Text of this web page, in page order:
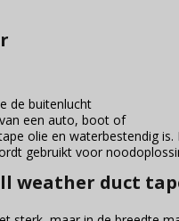
de buitenlucht
een auto, boot of
olie en waterbestendig
gebruikt voor
weather duct